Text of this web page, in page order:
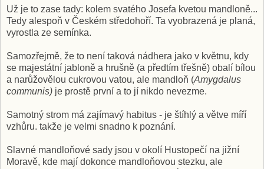
Už je to zase tady: kolem svatého Josefa kvetou mandloně...
Tedy alespoň v Českém středohoří. Ta vyobrazená je planá,
vyrostla ze semínka.
Samozřejmě, že to není taková nádhera jako v květnu, kdy
se majestátní jabloně a hrušně (a předtím třešně) obalí bílou
a narůžovělou cukrovou vatou, ale mandloň (Amygdalus
communis) je prostě první a to jí nikdo nevezme.
Samotný strom má zajímavý habitus - je štíhlý a větve míří
vzhůru. takže je velmi snadno k poznání.
Slavné mandloňové sady jsou v okolí Hustopečí na jižní
Moravě, kde mají dokonce mandloňovou stezku, ale